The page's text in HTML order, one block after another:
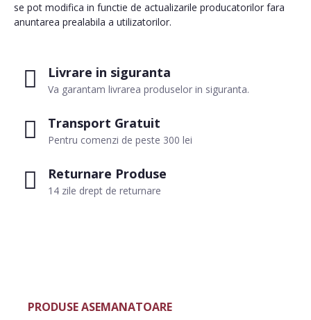
Livrare in siguranta
Va garantam livrarea produselor in siguranta.
Transport Gratuit
Pentru comenzi de peste 300 lei
Returnare Produse
14 zile drept de returnare
se pot modifica in functie de actualizarile producatorilor fara
anuntarea prealabila a utilizatorilor.
PRODUSE ASEMANATOARE